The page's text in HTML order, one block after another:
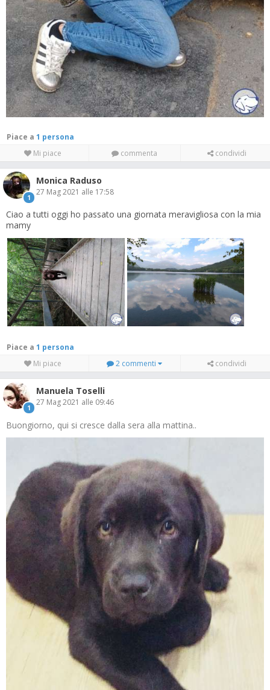
Piace a
1 persona
Mi piace
commenta condividi
1
Monica Raduso
27 Mag 2021 alle 17:58
Ciao a tutti oggi ho passato una giornata meravigliosa con la mia
mamy
Piace a
1 persona
Mi piace
2 commenti condividi
1
Manuela Toselli
27 Mag 2021 alle 09:46
Buongiorno, qui si cresce dalla sera alla mattina..